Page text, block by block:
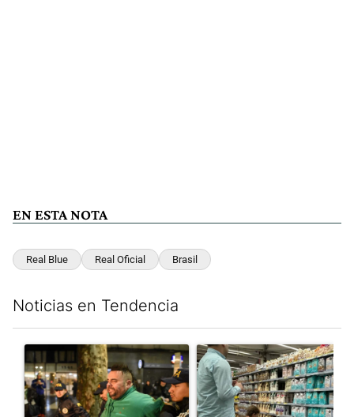
EN ESTA NOTA
Real Blue Real Oficial Brasil
Noticias en Tendencia
Un artículo de tendencia con el título "La violencia sigue en
Un artículo de tendencia con